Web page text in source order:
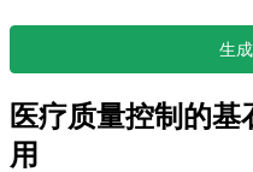
生
医疗质量控制的
用